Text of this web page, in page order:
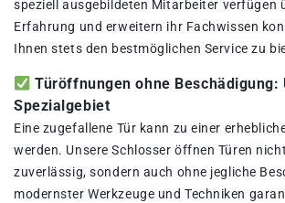
speziell ausgebildeten Mitarbeiter verfügen
Erfahrung und erweitern ihr Fachwissen
Ihnen stets den bestmöglichen Service zu
Türöffnungen ohne Beschädigung:
Spezialgebiet
Eine zugefallene Tür kann zu einer
werden. Unsere Schlosser öffnen Türen
zuverlässig, sondern auch ohne jegliche
modernster Werkzeuge und Techniken